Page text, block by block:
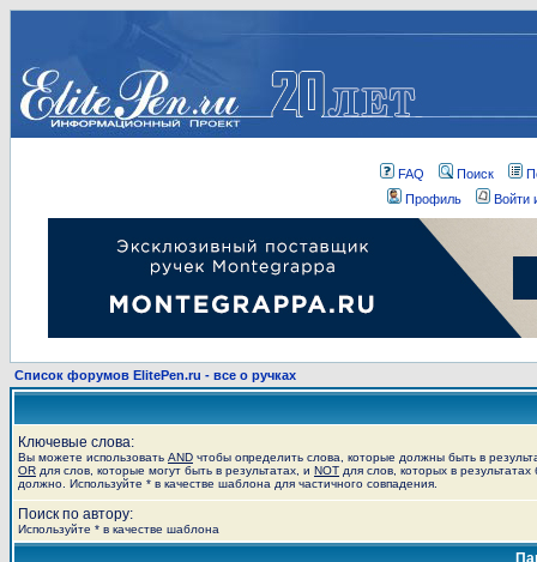
FAQ Поиск
Профиль
Войти
Список форумов ElitePen.ru - все о ручках
Ключевые слова:
Вы можете использовать AND чтобы определить слова, которые должны быть в
OR для слов, которые могут быть в результатах, и NOT для слов, которых в результатах
должно. Используйте * в качестве шаблона для частичного совпадения.
Поиск по автору:
Используйте * в качестве шаблона